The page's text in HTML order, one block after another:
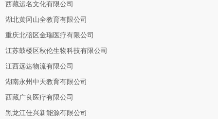
西藏运名文化有限公司
湖北黄冈山全教育有限公司
重庆北碚区金瑞医疗有限公司
江苏鼓楼区秋伦生物科技有限公司
江西远达物流有限公司
湖南永州中天教育有限公司
西藏广良医疗有限公司
黑龙江佳兴新能源有限公司